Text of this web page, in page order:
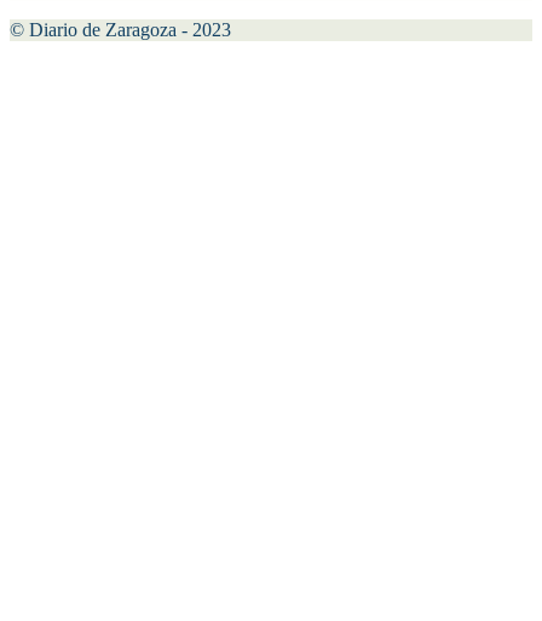
© Diario de Zaragoza - 2023